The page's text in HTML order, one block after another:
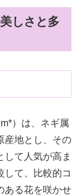
しさと多
）は、ネギ属
産地とし、その
て人気が高ま
して、比較的コ
ある花を咲かせ